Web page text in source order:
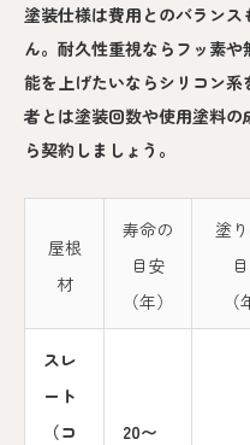
塗装仕様は費用とのバラン
ん。耐久性重視ならフッ素
能を上げたいならシリコン
者とは塗装回数や使用塗料
ら契約しましょう。
屋根
材
寿命の
目安
（年）
塗
（
スレ
ート
（コ
20〜